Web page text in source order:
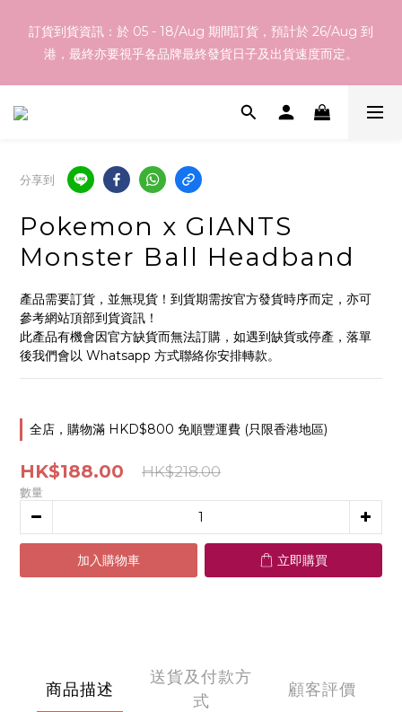
港，最終亦要視乎各品牌最終發貨日子及出貨速度而定。
訂貨到貨資訊：於 05 - 18/Aug 期間訂貨，預計於 26/Aug 到
港，最終亦要視乎各品牌最終發貨日子及出貨速度而定。
如網站內之產品並無您想代購之韓國產品，不論化妝品、護膚品、
$800以上，澳門地區$1200以上
港，最終亦要視乎各品牌最終發貨日子及出貨速度而定。
分享到
Pokemon x GIANTS
Monster Ball Headband
產品需要訂貨，並無現貨！到貨期需按官方發貨時序而定，亦可
參考網站頂部到貨資訊！
此產品有機會因官方缺貨而無法訂購，如遇到缺貨或停產，落單
後我們會以 Whatsapp 方式聯絡你安排轉款。
全店，購物滿 HKD$800 免順豐運費 (只限香港地區)
HK$188.00 HK$218.00
數量
加入購物車 立即購買
商品描述
送貨及付款方
式
顧客評價